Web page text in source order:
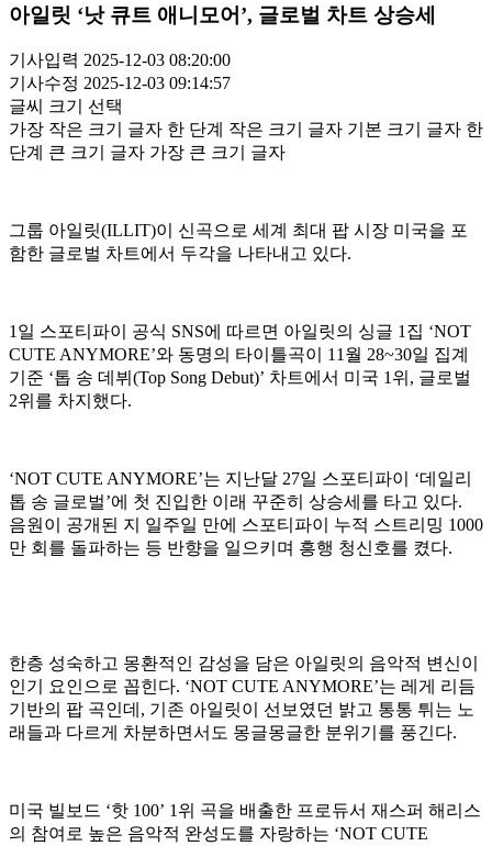
아일릿 ‘낫 큐트 애니모어’, 글로벌 차트 상승세
기사입력 2025-12-03 08:20:00
기사수정 2025-12-03 09:14:57
글씨 크기 선택
가장 작은 크기 글자 한 단계 작은 크기 글자 기본 크기 글자 한
단계 큰 크기 글자 가장 큰 크기 글자
그룹 아일릿(ILLIT)이 신곡으로 세계 최대 팝 시장 미국을 포
함한 글로벌 차트에서 두각을 나타내고 있다.
1일 스포티파이 공식 SNS에 따르면 아일릿의 싱글 1집 ‘NOT
CUTE ANYMORE’와 동명의 타이틀곡이 11월 28~30일 집계
기준 ‘톱 송 데뷔(Top Song Debut)’ 차트에서 미국 1위, 글로벌
2위를 차지했다.
‘NOT CUTE ANYMORE’는 지난달 27일 스포티파이 ‘데일리
톱 송 글로벌’에 첫 진입한 이래 꾸준히 상승세를 타고 있다.
음원이 공개된 지 일주일 만에 스포티파이 누적 스트리밍 1000
만 회를 돌파하는 등 반향을 일으키며 흥행 청신호를 켰다.
한층 성숙하고 몽환적인 감성을 담은 아일릿의 음악적 변신이
인기 요인으로 꼽힌다. ‘NOT CUTE ANYMORE’는 레게 리듬
기반의 팝 곡인데, 기존 아일릿이 선보였던 밝고 통통 튀는 노
래들과 다르게 차분하면서도 몽글몽글한 분위기를 풍긴다.
미국 빌보드 ‘핫 100’ 1위 곡을 배출한 프로듀서 재스퍼 해리스
의 참여로 높은 음악적 완성도를 자랑하는 ‘NOT CUTE